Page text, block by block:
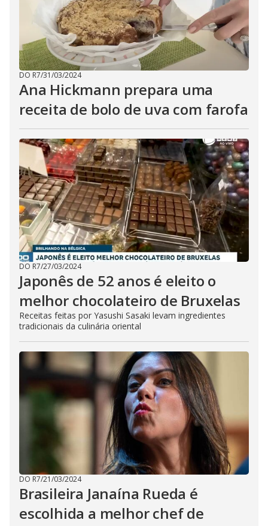
DO R7/31/03/2024
Ana Hickmann prepara uma
receita de bolo de uva com farofa
DO R7/27/03/2024
Japonês de 52 anos é eleito o
melhor chocolateiro de Bruxelas
Receitas feitas por Yasushi Sasaki levam ingredientes
tradicionais da culinária oriental
DO R7/21/03/2024
Brasileira Janaína Rueda é
escolhida a melhor chef de